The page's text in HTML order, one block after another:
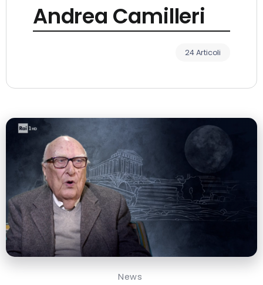
Andrea Camilleri
24 Articoli
News